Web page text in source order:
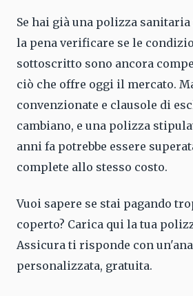
Se hai già una polizza
la pena verificare se le
sottoscritto sono ancora
ciò che offre oggi il mercato.
convenzionate e clausole di
cambiano, e una polizza
anni fa potrebbe essere
complete allo stesso costo.
Vuoi sapere se stai pagando
coperto? Carica qui la tua
Assicura ti risponde con
personalizzata, gratuita.